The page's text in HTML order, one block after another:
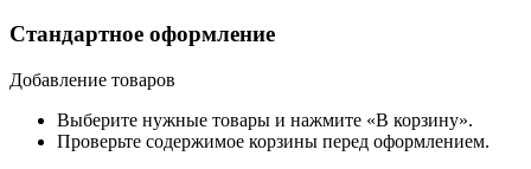
Стандартное оформление
Добавление товаров
Выберите нужные товары и нажмите «В корзину».
Проверьте содержимое корзины перед оформлением.